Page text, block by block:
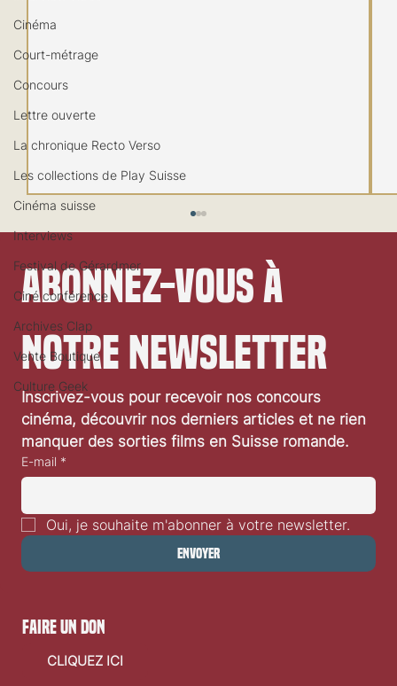
Cinéma
Court-métrage
Concours
Lettre ouverte
La chronique Recto Verso
Les collections de Play Suisse
Cinéma suisse
Interviews
Festival de Gérardmer
Ciné conférence
Archives Clap
Vente Boutique
Culture Geek
Festival de Locarno 2026: Dances With Wolves
Abonnez-vous à
notre newsletter
Inscrivez-vous pour recevoir nos concours
cinéma, découvrir nos derniers articles et ne rien
manquer des sorties films en Suisse romande.
E-mail *
Oui, je souhaite m'abonner à votre newsletter.
Envoyer
faire un don
CLIQUEZ ICI